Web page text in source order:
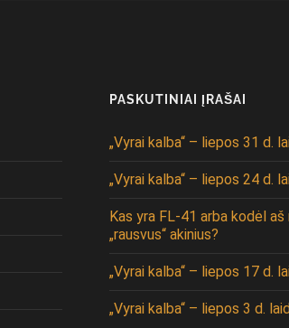
PASKUTINIAI ĮRAŠAI
„Vyrai kalba“ – liepos 31 d.
„Vyrai kalba“ – liepos 24 d.
Kas yra FL-41 arba kodėl aš
„rausvus“ akinius?
„Vyrai kalba“ – liepos 17 d.
„Vyrai kalba“ – liepos 3 d.